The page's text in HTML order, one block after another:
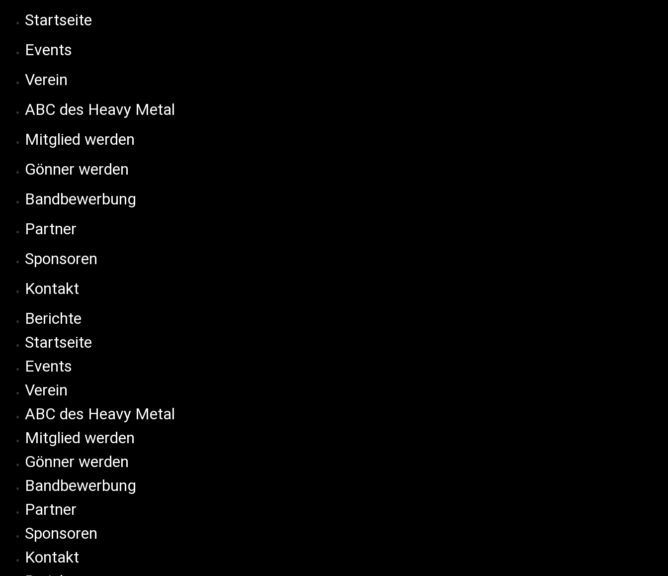
Startseite
Events
Verein
ABC des Heavy Metal
Mitglied werden
Gönner werden
Bandbewerbung
Partner
Sponsoren
Kontakt
Berichte
Startseite
Events
Verein
ABC des Heavy Metal
Mitglied werden
Gönner werden
Bandbewerbung
Partner
Sponsoren
Kontakt